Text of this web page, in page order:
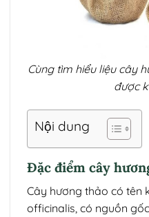
Cùng tìm hiểu liệu cây
được
Nội dung
Đặc điểm cây
Cây hương thảo có tên
officinalis, có nguồn